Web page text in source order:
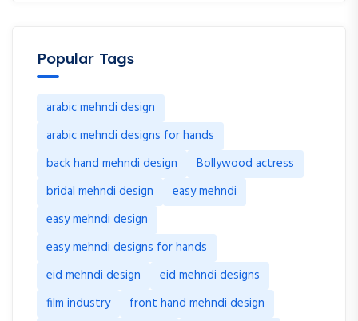
Popular Tags
arabic mehndi design
arabic mehndi designs for hands
back hand mehndi design
Bollywood actress
bridal mehndi design
easy mehndi
easy mehndi design
easy mehndi designs for hands
eid mehndi design
eid mehndi designs
film industry
front hand mehndi design